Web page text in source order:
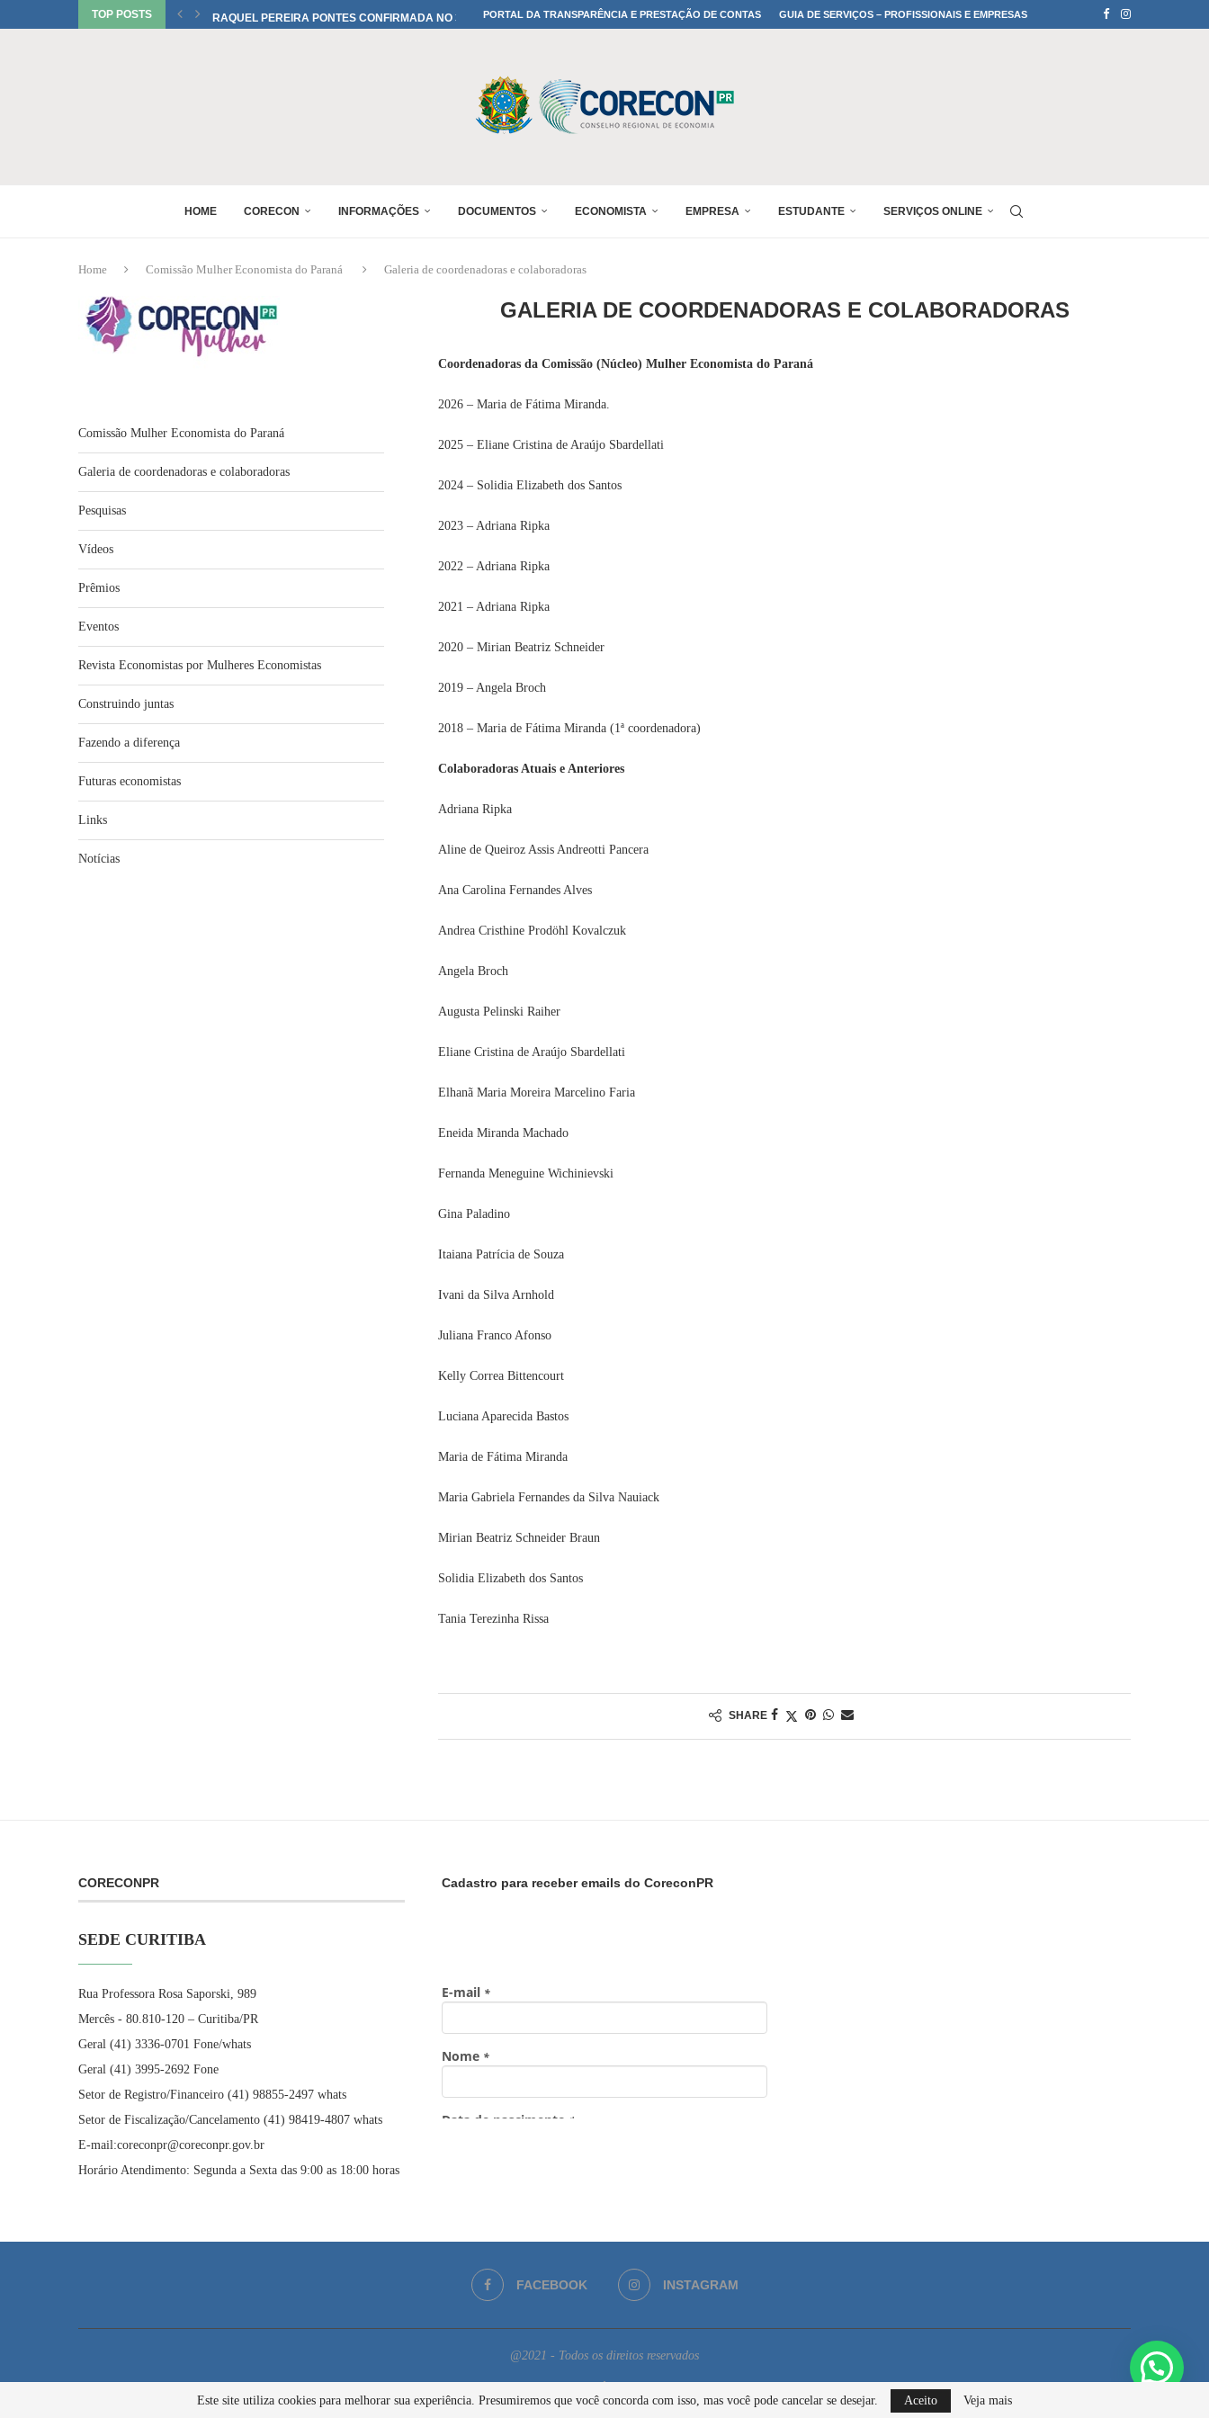
TOP POSTS RAQUEL PEREIRA PONTES CONFIRMADA NO 30º ENESULPORTAL DA TRANSPARÊNCIA E PRESTAÇÃO DE CONTAS GUIA DE SERVIÇOS – PROFISSIONAIS E EMPRESAS
HOME CORECON INFORMAÇÕES DOCUMENTOS ECONOMISTA EMPRESA ESTUDANTE SERVIÇOS ONLINE
Home Comissão Mulher Economista do Paraná Galeria de coordenadoras e colaboradoras
GALERIA DE COORDENADORAS E COLABORADORAS
Coordenadoras da Comissão (Núcleo) Mulher Economista do Paraná
2026 – Maria de Fátima Miranda.
2025 – Eliane Cristina de Araújo Sbardellati
2024 – Solidia Elizabeth dos Santos
2023 – Adriana Ripka
2022 – Adriana Ripka
2021 – Adriana Ripka
2020 – Mirian Beatriz Schneider
2019 – Angela Broch
2018 – Maria de Fátima Miranda (1ª coordenadora)
Colaboradoras Atuais e Anteriores
Adriana Ripka
Aline de Queiroz Assis Andreotti Pancera
Ana Carolina Fernandes Alves
Andrea Cristhine Prodöhl Kovalczuk
Angela Broch
Augusta Pelinski Raiher
Eliane Cristina de Araújo Sbardellati
Elhanã Maria Moreira Marcelino Faria
Eneida Miranda Machado
Fernanda Meneguine Wichinievski
Gina Paladino
Itaiana Patrícia de Souza
Ivani da Silva Arnhold
Juliana Franco Afonso
Kelly Correa Bittencourt
Luciana Aparecida Bastos
Maria de Fátima Miranda
Maria Gabriela Fernandes da Silva Nauiack
Mirian Beatriz Schneider Braun
Solidia Elizabeth dos Santos
Tania Terezinha Rissa
SHARE
Comissão Mulher Economista do Paraná
Galeria de coordenadoras e colaboradoras
Pesquisas
Vídeos
Prêmios
Eventos
Revista Economistas por Mulheres Economistas
Construindo juntas
Fazendo a diferença
Futuras economistas
Links
Notícias
CORECONPR
SEDE CURITIBA
Rua Professora Rosa Saporski, 989
Mercês - 80.810-120 – Curitiba/PR
Geral (41) 3336-0701 Fone/whats
Geral (41) 3995-2692 Fone
Setor de Registro/Financeiro (41) 98855-2497 whats
Setor de Fiscalização/Cancelamento (41) 98419-4807 whats
E-mail:coreconpr@coreconpr.gov.br
Horário Atendimento: Segunda a Sexta das 9:00 as 18:00 horas
Cadastro para receber emails do CoreconPR
FACEBOOK INSTAGRAM
@2021 - Todos os direitos reservados
BACK TO TOP
Este site utiliza cookies para melhorar sua experiência. Presumiremos que você concorda com isso, mas você pode cancelar se desejar. Aceito Veja mais